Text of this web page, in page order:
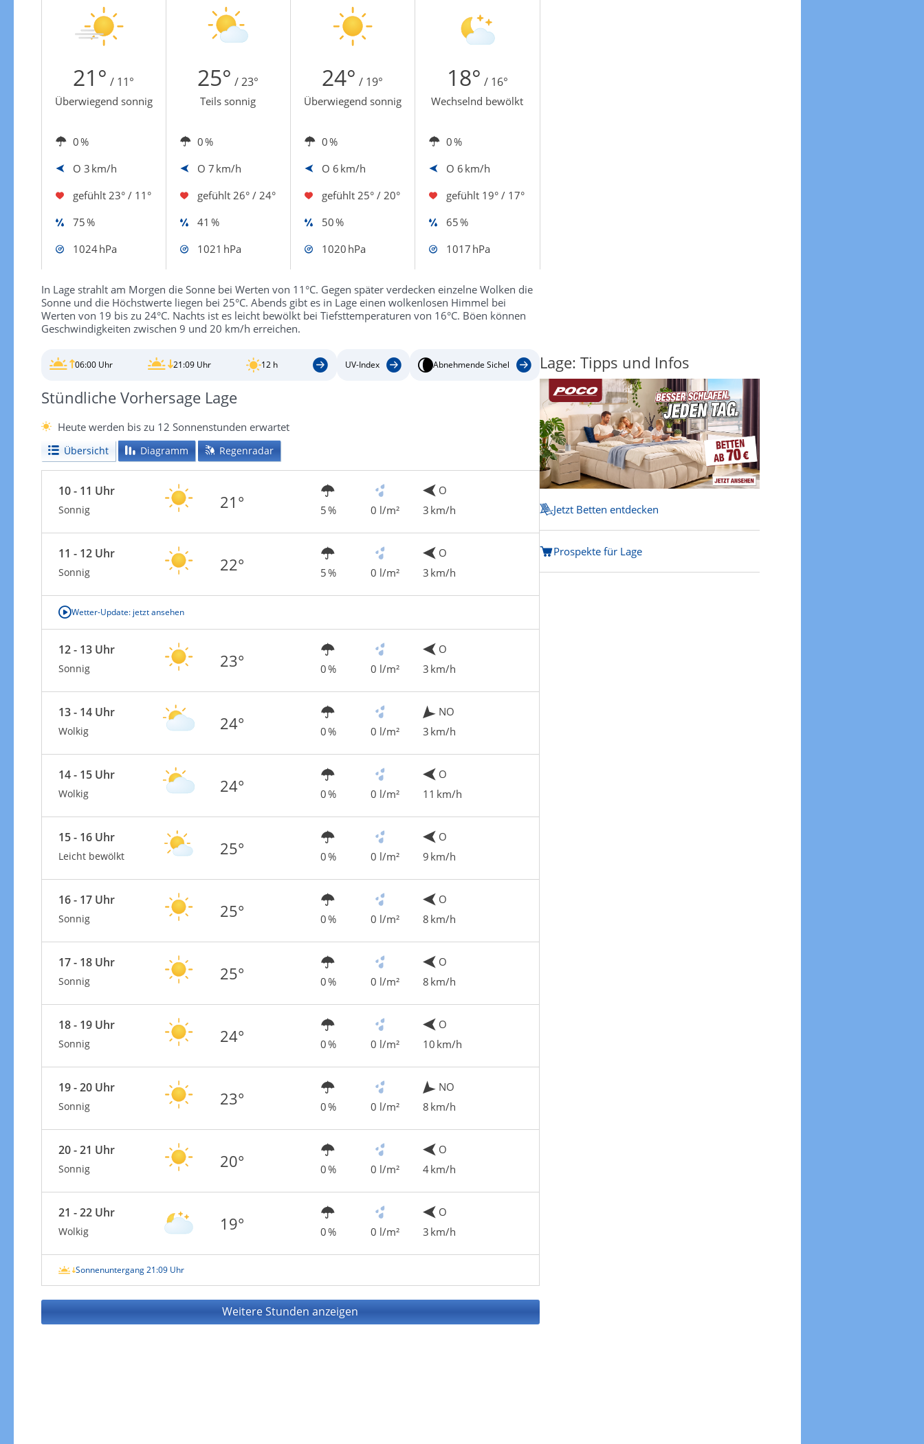
21° / 11° 25° / 23° 24° / 19° 18° / 16°
Überwiegend sonnig Teils sonnig Überwiegend sonnig Wechselnd bewölkt
0 % 0 % 0 %
0 %
O 3 km/h O 7 km/h O 6 km/h O 6 km/h
gefühlt 23° / 11° gefühlt 26° / 24° gefühlt 25° / 20° gefühlt 19° / 17°
75 %
41 % 50 %
65 %
1024 hPa
1021 hPa 1020 hPa 1017 hPa
In Lage strahlt am Morgen die Sonne bei Werten von 11°C. Gegen später verdecken einzelne Wolken die
Sonne und die Höchstwerte liegen bei 25°C. Abends gibt es in Lage einen wolkenlosen Himmel bei
Werten von 19 bis zu 24°C. Nachts ist es leicht bewölkt bei Tiefsttemperaturen von 16°C. Böen können
Geschwindigkeiten zwischen 9 und 20 km/h erreichen.
06:00 Uhr 21:09 Uhr 12 h UV-Index Abnehmende Sichel
Stündliche Vorhersage Lage
Heute werden bis zu 12 Sonnenstunden erwartet
Übersicht Diagramm Regenradar
10 - 11 Uhr
Sonnig 21° 5 % 0 l/m²
O
3 km/h
11 - 12 Uhr
Sonnig 22° 5 % 0 l/m²
O
3 km/h
Wetter-Update: jetzt ansehen
12 - 13 Uhr
Sonnig 23° 0 % 0 l/m²
O
3 km/h
13 - 14 Uhr
Wolkig 24° 0 % 0 l/m²
NO
3 km/h
14 - 15 Uhr
Wolkig 24° 0 % 0 l/m²
O
11 km/h
15 - 16 Uhr
Leicht bewölkt 25° 0 % 0 l/m²
O
9 km/h
16 - 17 Uhr
Sonnig 25° 0 % 0 l/m²
O
8 km/h
17 - 18 Uhr
Sonnig 25° 0 % 0 l/m²
O
8 km/h
18 - 19 Uhr
Sonnig 24° 0 % 0 l/m²
O
10 km/h
19 - 20 Uhr
Sonnig 23° 0 % 0 l/m²
NO
8 km/h
20 - 21 Uhr
Sonnig 20° 0 % 0 l/m²
O
4 km/h
21 - 22 Uhr
Wolkig 19° 0 % 0 l/m²
O
3 km/h
Sonnenuntergang 21:09 Uhr
Weitere Stunden anzeigen
Lage: Tipps und Infos
Jetzt Betten entdecken
Prospekte für Lage